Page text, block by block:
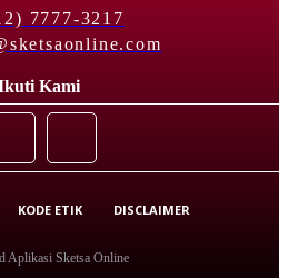
7777-3217
Kami
KODE ETIK DISCLAIMER
Aplikasi Sketsa Online